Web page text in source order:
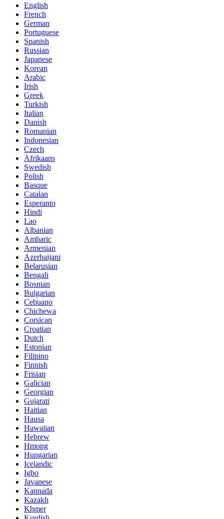
English
French
German
Portuguese
Spanish
Russian
Japanese
Korean
Arabic
Irish
Greek
Turkish
Italian
Danish
Romanian
Indonesian
Czech
Afrikaans
Swedish
Polish
Basque
Catalan
Esperanto
Hindi
Lao
Albanian
Amharic
Armenian
Azerbaijani
Belarusian
Bengali
Bosnian
Bulgarian
Cebuano
Chichewa
Corsican
Croatian
Dutch
Estonian
Filipino
Finnish
Frisian
Galician
Georgian
Gujarati
Haitian
Hausa
Hawaiian
Hebrew
Hmong
Hungarian
Icelandic
Igbo
Javanese
Kannada
Kazakh
Khmer